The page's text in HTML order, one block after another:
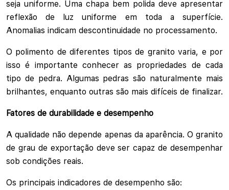
seja uniforme. Uma chapa bem polida deve apresentar
reflexão de luz uniforme em toda a superfície.
Anomalias indicam descontinuidade no processamento.
O polimento de diferentes tipos de granito varia, e por
isso é importante conhecer as propriedades de cada
tipo de pedra. Algumas pedras são naturalmente mais
brilhantes, enquanto outras são mais difíceis de finalizar.
Fatores de durabilidade e desempenho
A qualidade não depende apenas da aparência. O granito
de grau de exportação deve ser capaz de desempenhar
sob condições reais.
Os principais indicadores de desempenho são: